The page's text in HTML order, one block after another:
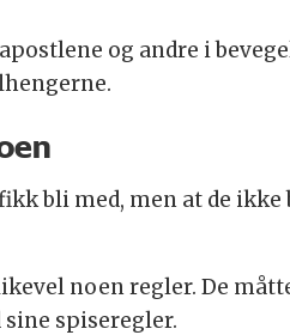
og andre i
bli med, men at de
noen regler. De
spiseregler.